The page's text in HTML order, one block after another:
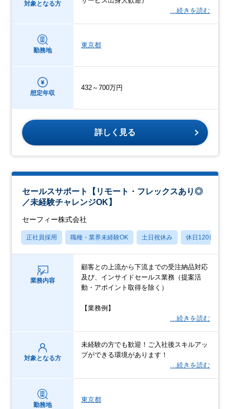
対象となる方
…続きを読む
勤務地
東京都
想定年収
432～700万円
詳しく見る
セールスサポート【リモート・フレックスあり◎
／未経験チャレンジOK】
セーフィー株式会社
正社員採用 職種・業界未経験OK 土日祝休み 休日120日以上
業務内容
顧客との上流から下流までの受注納品対応
及び、インサイドセールス業務（提案活
動・アポイント取得を除く）
【業務例】
…続きを読む
対象となる方
未経験の方でも歓迎！ご入社後スキルアッ
プができる環境があります！
…続きを読む
勤務地
東京都